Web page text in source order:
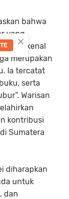
bahwa
yang
dikenal
merupakan
Ia tercatat
serta
Warisan
kontribusi
Sumatera
diharapkan
untuk
dan
×